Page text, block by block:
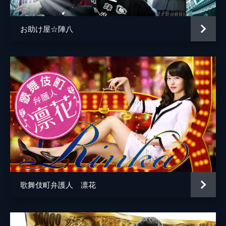
お助け屋☆陣八
歌舞伎町弁護人 凛花